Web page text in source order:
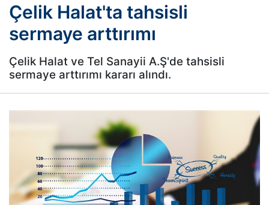
Çelik Halat'ta tahsisli
sermaye arttırımı
Çelik Halat ve Tel Sanayii A.Ş'de tahsisli
sermaye arttırımı kararı alındı.